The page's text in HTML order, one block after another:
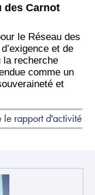
des Carnot
le Réseau des
et de
la recherche
comme un
et
le rapport d'activité